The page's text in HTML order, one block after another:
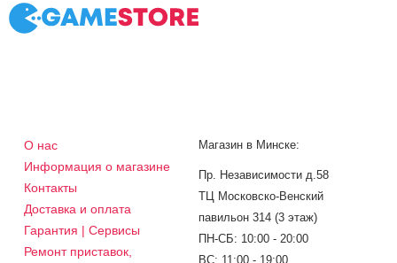
О нас
Информация о магазине
Контакты
Доставка и оплата
Гарантия | Сервисы
Ремонт приставок,
Магазин в Минске:
Пр. Независимости д.58
ТЦ Московско-Венский
павильон 314 (3 этаж)
ПН-СБ: 10:00 - 20:00
ВС: 11:00 - 19:00